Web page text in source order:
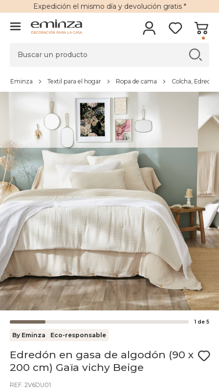
Expedición el mismo día y devolución gratis*
DECORACIÓN PARA LA CASA
Eminza Textil para el hogar Ropa de cama Colcha, Edredón
1 de 5
By Eminza Eco-responsable
Edredón en gasa de algodón (90 x
200 cm) Gaïa vichy Beige
REF. 2V6DU01